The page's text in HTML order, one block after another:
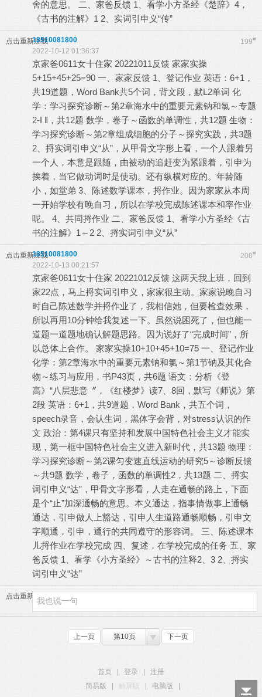
舍的意思。 二、家爸反馈 1、看学小方圣经《楚辞》4，
《古书的注解》1 2、实词引申义“传”
点击重新加载 199#
18510081800
2022-10-12 01:36:37
京家爸0611女十住家 20221011反馈 家家实操
5+15+45+25=90 一、家家反馈 1、登记作业 英语：6+1，
共19道题，Word Bank共5个词，背文段，默L2单词 化
学：学习探究诊断～第2章海水中的重要元素钠和氯～专题
2-I ‖，共12题 数学，卷子～函数的单调性，共12题 生物：
学习探究诊断～第2章组成细胞的分子～探究实践，共3题
2、捋实词引申义“从”，从甲骨文字形上看，一个人跟着另
一个人，本意是跟随，由被动的追赶变为紧跟着，引申为
挨着，当它做动词时是使动。还有纵横对应的。年龄随
小，如堂弟 3、陈述数学课本，捋作业。因为家家从本周
一开始学校有晚自习，所以在学校完成陈述课本和率作业
呢。 4、共同捋作业 二、家爸反馈 1、看学小方圣经《古
书的注解》1～2 2、捋实词引申义“从”
点击重新加载 200#
18510081800
2022-10-13 00:21:57
京家爸0611女十住家 20221012反馈 这两天我上班，回到
家22点，马上捋实词引申义，家家很主动。家家说晚自习
时自己陈述数学并捋作业了，我相信她，但要检查效果，
所以再用10分钟给我复述一下。虽然说困死了，但也能一
道题一道题地确认解题思路。因为说好了“完成时间”，所
以总体上合作。 家家实操10+10+45+10=75 一、登记作业
化学：第2章海水中的重要元素钠和氯～第1节钠及其化合
物～练习与应用，书P43页，共6题 语文：分析《登
高》“八层悲意〞，《红楼梦》读7、8回，默写《师说》第
2段 英语：6+1，共9道题，Word Bank，共五个词，
speech录音，会认生词，黑体字会背，对stress认识的作
文 政治：第4课只有坚持和发展中国特色社会主义才能实
现，第一框中国特色社会主义进入新时代，共13题 物理：
学习探究诊断～第2课匀变速直线运动的研究5～诊断反馈
～共9题 数学，卷子，函数的单调性2，共13题 二、捋实
词引申义“达”，甲骨文字形看，人走在通畅的路上，下面
是个“止”加深通畅的意思。本义通达，指事情做事上通畅
通达，引申做人上豁达，引申人生道路通畅顺畅，引申文
字顺通，引申，通行的共同遵守的形容词。 三、陈述课本
儿捋作业在学校完成 四、复述，在学校完成的任务 五、家
爸反馈 1、看学《小方圣经》～古书的注释2、3 2、捋实
词引申义“达”
点击重新加载
上一页 第10页 下一页
首页 登录
注册
简易版
触屏版 电脑版